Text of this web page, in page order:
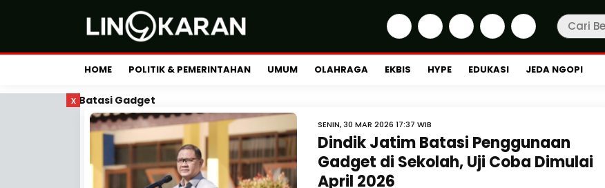
HOME POLITIK & PEMERINTAHAN UMUM OLAHRAGA EKBIS HYPE EDUKASI JEDA NGOPI
x Batasi Gadget
SENIN, 30 MAR 2026 17:37 WIB
Dindik Jatim Batasi Penggunaan
Gadget di Sekolah, Uji Coba Dimulai
April 2026